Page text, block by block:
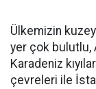
Ülkemizin
yer çok bulutlu,
Karadeniz
çevreleri ile